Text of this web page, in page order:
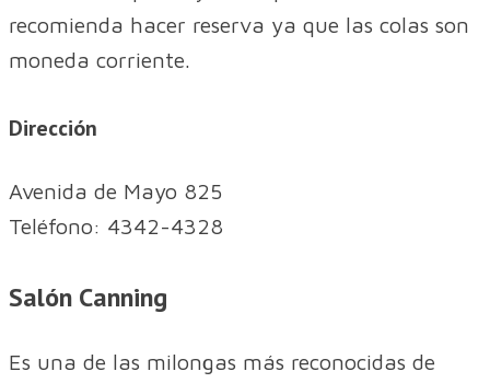
recomienda hacer reserva ya que las colas son
moneda corriente.
Dirección
Avenida de Mayo 825
Teléfono: 4342-4328
Salón Canning
Es una de las milongas más reconocidas de